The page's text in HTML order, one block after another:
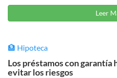
Leer
🏦 Hipoteca
Los préstamos con garantía
evitar los riesgos